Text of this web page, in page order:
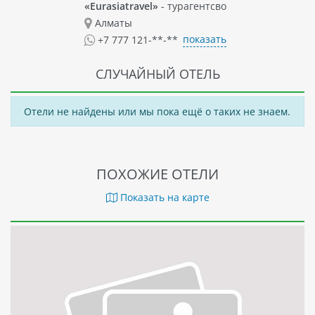
цитрусовые и гранаты. В лесах обитают белки, ежи и
Отель GLYFADA SUNSET BEACH HOMES – это идеальное
Корфу и провести свой отпуск в комфорте и спокойной
обстановке.
«Eurasiatravel» - турагентсво
Алматы
+7 777 121-**-** показать
СЛУЧАЙНЫЙ ОТЕЛЬ
Отели не найдены или мы пока ещё о таких не знаем.
ПОХОЖИЕ ОТЕЛИ
Показать на карте